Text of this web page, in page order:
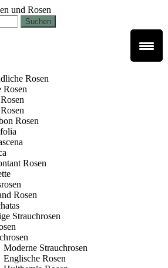
Suchen
Rosen
Rosen
Rosen
Rosen
Rosen
Strauchrosen
Moderne Strauchrosen
Englische Rosen